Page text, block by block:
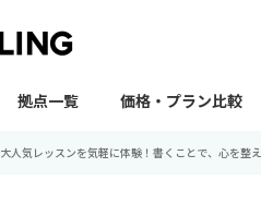
拠点一覧 価格・プラン比較
大人気レッスンを気軽に体験！書くことで、心を整